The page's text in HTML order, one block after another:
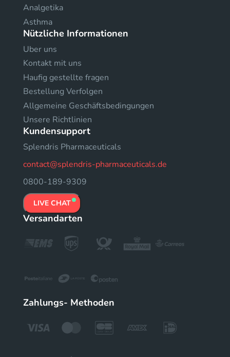
Analgetika
Asthma
Nützliche Informationen
Uber uns
Kontakt mit uns
Haufig gestellte fragen
Bestellung Verfolgen
Allgemeine Geschäftsbedingungen
Unsere Richtlinien
Kundensupport
Splendris Pharmaceuticals
contact@splendris-pharmaceuticals.de
0800-189-9309
LIVE CHAT
Versandarten
Zahlungs- Methoden